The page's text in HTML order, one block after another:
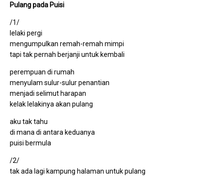
Pulang pada Puisi
/1/
lelaki pergi
mengumpulkan remah-remah mimpi
tapi tak pernah berjanji untuk kembali
perempuan di rumah
menyulam sulur-sulur penantian
menjadi selimut harapan
kelak lelakinya akan pulang
aku tak tahu
di mana di antara keduanya
puisi bermula
/2/
tak ada lagi kampung halaman untuk pulang